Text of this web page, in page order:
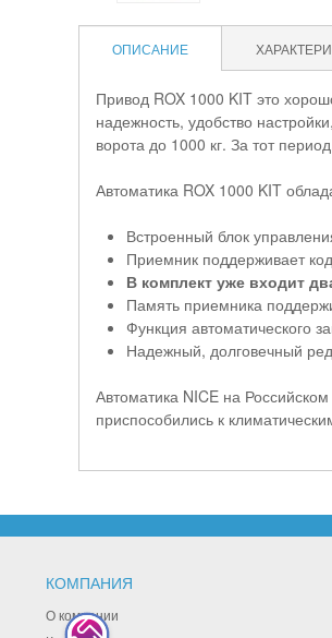
ОПИСАНИЕ
Привод ROX 1000 KIT это
надежность, удобство
ворота до 1000 кг. За тот
Автоматика ROX 1000 KIT
Встроенный блок
Приемник поддерживает
В комплект уже входит
Память приемника
Функция автоматического
Надежный, долговечный
Автоматика NICE на
приспособились к
КОМПАНИЯ
О компании